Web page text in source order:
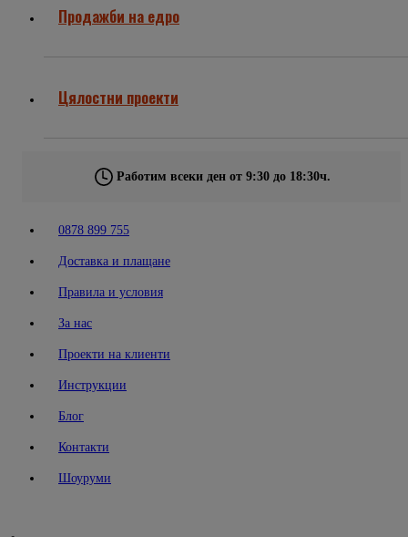
Продажби на едро
Цялостни проекти
Работим всеки ден от 9:30 до 18:30ч.
0878 899 755
Доставка и плащане
Правила и условия
За нас
Проекти на клиенти
Инструкции
Блог
Контакти
Шоуруми